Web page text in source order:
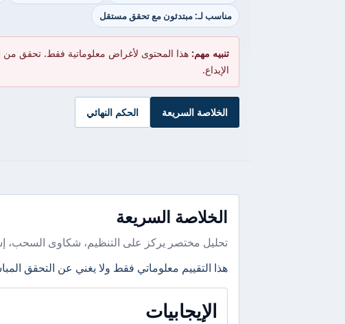
مناسب لـ: مبتدئون مع تحقق مستقل
تنبيه مهم: هذا المحتوى لأغراض معلوماتية فقط. تحقق من
الإيداع.
الخلاصة السريعة الحكم النهائي
الخلاصة السريعة
تحليل مختصر يركز على التنظيم، شكاوى السحب،
هذا التقييم معلوماتي فقط ولا يغني عن التحقق
الإيجابيات